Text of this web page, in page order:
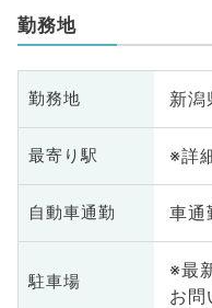
勤務地
勤務地 新潟
最寄り駅 ※詳
自動車通勤 車通
駐車場
※最
お問